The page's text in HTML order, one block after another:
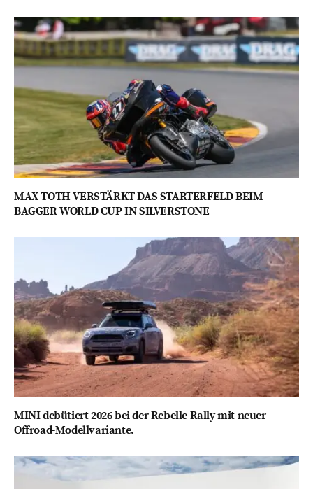
MAX TOTH VERSTÄRKT DAS STARTERFELD BEIM
BAGGER WORLD CUP IN SILVERSTONE
MINI debütiert 2026 bei der Rebelle Rally mit neuer
Offroad-Modellvariante.